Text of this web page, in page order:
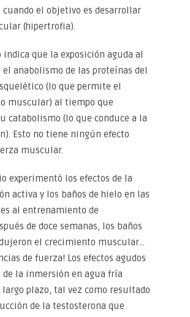
el objetivo es desarrollar
(hipertrofia).
indica que la exposición aguda al
anabolismo de las proteínas del
(lo que permite el
muscular) al tiempo que
catabolismo (lo que conduce a la
Esto no tiene ningún efecto
muscular.
experimentó los efectos de la
activa y los baños de hielo en las
al entrenamiento de
de doce semanas, los baños
el crecimiento muscular…
de fuerza! Los efectos agudos
de la inmersión en agua fría
largo plazo, tal vez como resultado
de la testosterona que